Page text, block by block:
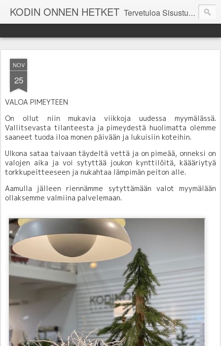
KODIN ONNEN HETKET Tervetuloa Sisustustalo Kodinonnen "kuulumisia Kodinonnesta" -sivuille. Näillä sivuilla kerromme ajankohtaisia asioita myymälämme tapahtumista. Toivottavasti viihdyt seurassamme!
NOV
25
VALOA PIMEYTEEN
On ollut niin mukavia viikkoja uudessa myymälässä.
Vallitsevasta tilanteesta ja pimeydestä huolimatta olemme
saaneet tuoda iloa monen päivään ja lukuisiin koteihin.
Ulkona sataa taivaan täydeltä vettä ja on pimeää, onneksi on
valojen aika ja voi sytyttää joukon kynttilöitä, käääriytyä
torkkupeitteeseen ja nukahtaa lämpimän peiton alle.
Aamulla jälleen riennämme sytyttämään valot myymälään
ollaksemme valmiina palvelemaan.